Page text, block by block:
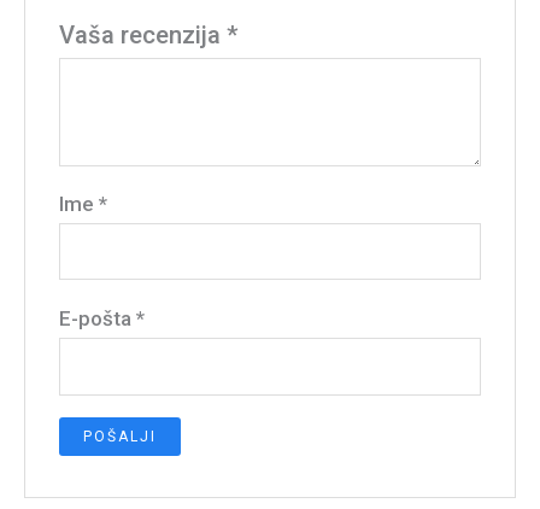
Vaša recenzija*
Ime*
E-pošta*